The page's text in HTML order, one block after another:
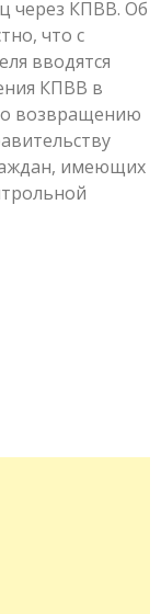
через КПВВ. Об
что с
вводятся
КПВВ в
возвращению
имеющих